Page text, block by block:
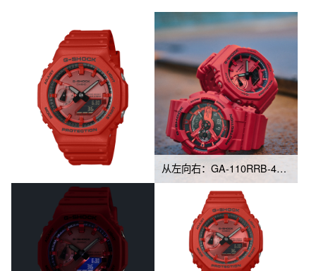
表盘采用的红色调与表带、表圈形成协调搭配，通过巧妙的明暗对
比营造出强烈的视觉张力。反显液晶屏幕与黑色细节相得益彰，匠
心设计的红黑配色，既提升了视觉层次，又完美诠释了G-SHOCK
独有的硬核基因。无论是日常休闲装扮，还是需要点睛之笔的潮流
造型，都能轻松驾驭。这一抹炫目的红色，必将成为你腕间最亮眼
的时尚宣言！特别值得一提的是，首批限量礼盒内含惊喜好礼：
▸ G弹力球 - 当下人气解压神器，双模式玩法，搭配挂绳使用可自动
▸ 两款精致PIN饰 – 点缀搭配必备单品
整套礼盒不仅充满趣味性，更寓意着积极向上的生活态度，为年轻
用户带来全新体验。
从左向右：GA-110RRB-4A、GA-2100RRB-4A